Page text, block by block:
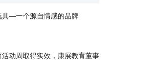
具—一个源自情感的品牌
动周取得实效，康展教育董事